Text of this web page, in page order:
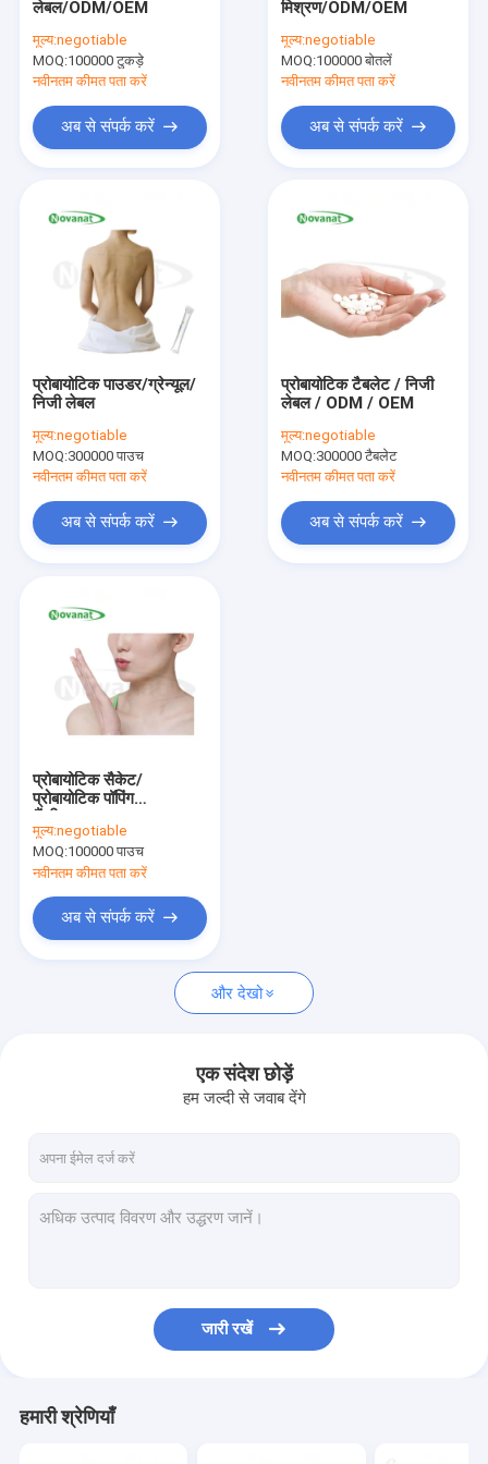
हरी चाय निकालने पाउडर
भिक्षु फल निकालें पाउडर
हर्बल निकालें पाउडर
जिनसेंग निकालें पाउडर
गिंग्को बिलोबा एक्सट्रेक्ट पाउडर
तत्काल चाय निकालें पाउडर
फल सब्जी पाउडर
कार्बनिक सूखे जड़ी बूटी
मछली कोलेजन पेप्टाइड
लेबल/ODM/OEM
मूल्य:negotiable
MOQ:100000 टुकड़े
नवीनतम कीमत पता करें
अब से संपर्क करें
मिश्रण/ODM/OEM
मूल्य:negotiable
MOQ:100000 बोतलें
नवीनतम कीमत पता करें
अब से संपर्क करें
प्रोबायोटिक पाउडर/ग्रेन्यूल/
निजी लेबल
मूल्य:negotiable
MOQ:300000 पाउच
नवीनतम कीमत पता करें
अब से संपर्क करें
प्रोबायोटिक टैबलेट / निजी
लेबल / ODM / OEM
मूल्य:negotiable
MOQ:300000 टैबलेट
नवीनतम कीमत पता करें
अब से संपर्क करें
प्रोबायोटिक सैकेट/
प्रोबायोटिक पॉपिंग
मूल्य:negotiable
MOQ:100000 पाउच
नवीनतम कीमत पता करें
अब से संपर्क करें
और देखो
एक संदेश छोड़ें
हम जल्दी से जवाब देंगे
जारी रखें
हमारी श्रेणियाँ